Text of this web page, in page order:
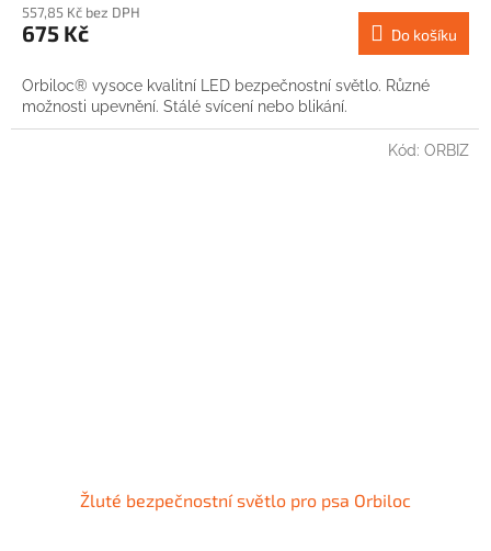
557,85 Kč bez DPH
675 Kč Do košíku
Orbiloc® vysoce kvalitní LED bezpečnostní světlo. Různé
možnosti upevnění. Stálé svícení nebo blikání.
Žluté bezpečnostní světlo pro psa Orbiloc
Kód: ORBIZ